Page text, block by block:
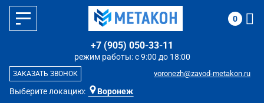
Выберите локацию: Воронеж
режим работы: с 9:00 до 18:00
+7 (905) 050-33-11
voronezh@zavod-metakon.ru
ЗАКАЗАТЬ ЗВОНОК
0